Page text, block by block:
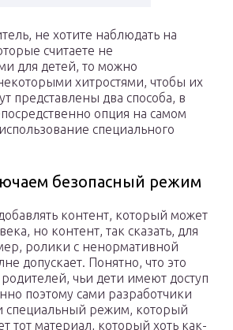
не хотите наблюдать на
считаете не
для детей, то можно
хитростями, чтобы их
представлены два способа, в
опция на самом
специального
безопасный режим
контент, который может
но контент, так сказать, для
ролики с ненормативной
допускает. Понятно, что это
чьи дети имеют доступ
поэтому сами разработчики
специальный режим, который
тот материал, который хоть как-